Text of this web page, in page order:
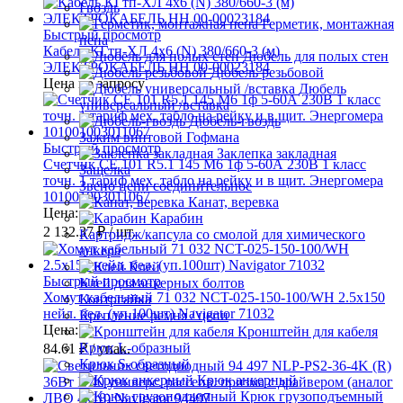
Гвоздь
Герметик, монтажная
пена
Дюбель для полых стен
Дюбель резьбовой
Дюбель
универсальный /вставка
Дюбель-гвоздь
Зажим винтовой Гофмана
Заклепка закладная
Защелка
Звено цепи соединительное
Канат, веревка
Карабин
Картридж/капсула со смолой для химического
анкера
Клей
Клей для анкерных болтов
Контргайка
Крепление ремня / цепи
Кронштейн для кабеля
Крюк L-образный
Крюк S-образный
Крюк анкерный
Крюк грузоподъемный
Быстрый просмотр
Кабель КГтп-ХЛ 4х6 (N) 380/660-3 (м)
ЭЛЕКТРОКАБЕЛЬ НН 00-00023184
Цена по запросу
Быстрый просмотр
Счетчик CE 101 R5.1 145 М6 1ф 5-60А 230В 1 класс
точн. 1 тариф мех. табло на рейку и в щит. Энергомера
101001003011067
Цена:
2 132.37 ₽/ шт.
Быстрый просмотр
Хомут кабельный 71 032 NCT-025-150-100/WH 2.5х150
нейл. бел. (уп.100шт) Navigator 71032
Цена:
84.61 ₽/ упак.